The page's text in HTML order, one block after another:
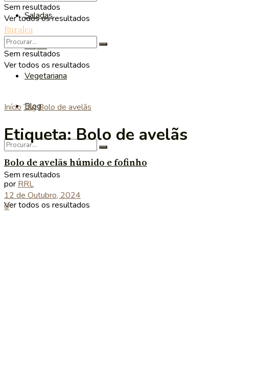
Saladas
Sopas
Vegetariana
Blog
Sem resultados
Ver todos os resultados
Sem resultados
Ver todos os resultados
Ruralea
Sem resultados
Ver todos os resultados
Início TagBolo de avelãs
Etiqueta:Bolo de avelãs
Bolo de avelãs húmido e fofinho
por RRL
12 de Outubro, 2024
0